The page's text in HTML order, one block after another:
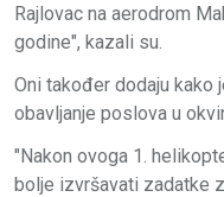
Rajlovac na aerodrom
godine", kazali su.
Oni također dodaju kako
obavljanje poslova u
"Nakon ovoga 1.
bolje izvršavati zadatke